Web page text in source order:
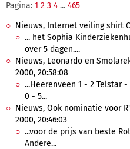
Pagina: 1 2 3 4 ... 465
Nieuws, Internet veiling shirt
... het Sophia
over 5 dagen....
Nieuws, Leonardo en
2000, 20:58:08
...Heerenveen 1 - 2 Telstar -
0 - 5...
Nieuws, Ook nominatie voor R'
2000, 20:46:03
...voor de prijs van beste
Andere...